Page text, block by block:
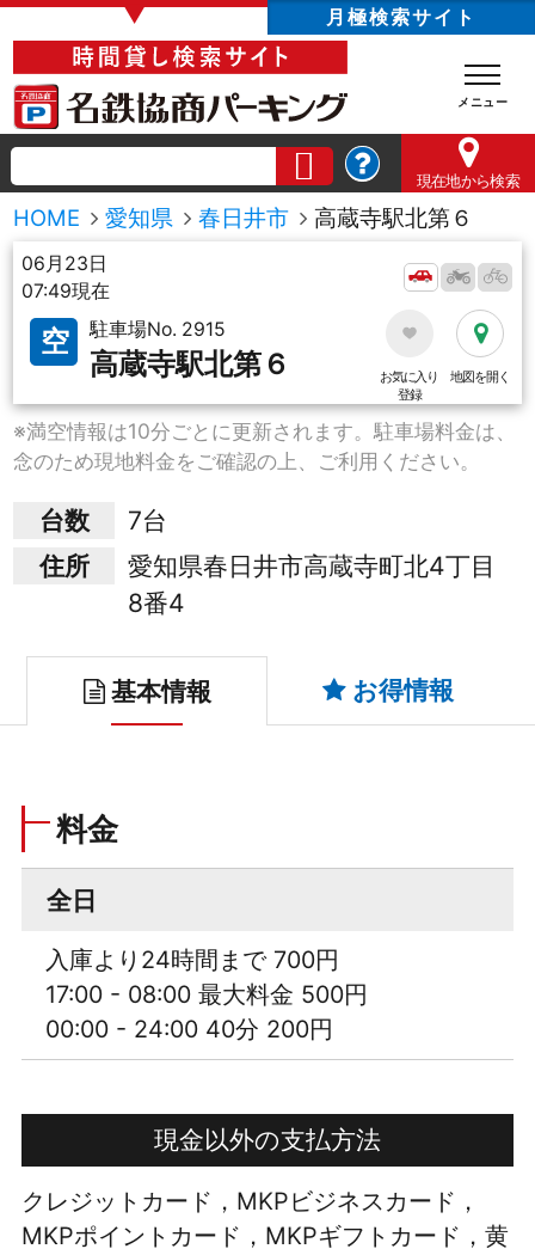
▼ 月極検索サイト
現在地から検索
HOME 愛知県 春日井市 高蔵寺駅北第６
06月23日
07:49現在
空 駐車場No. 2915
高蔵寺駅北第６
お気に入り
登録
地図を開く
※満空情報は10分ごとに更新されます。駐車場料金は、
念のため現地料金をご確認の上、ご利用ください。
台数
7台
住所
愛知県春日井市高蔵寺町北4丁目
8番4
基本情報 お得情報
料金
全日
入庫より24時間まで 700円
17:00 - 08:00 最大料金 500円
00:00 - 24:00 40分 200円
現金以外の支払方法
クレジットカード，MKPビジネスカード，
MKPポイントカード，MKPギフトカード，黄